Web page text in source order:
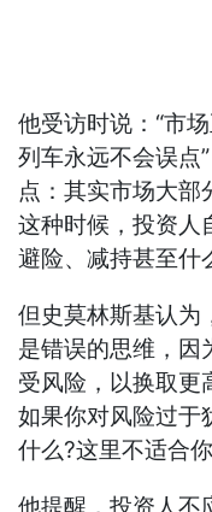
他受访时说：“市
列车永远不会误点
点：其实市场大部
这种时候，投资人
避险、减持甚至什
但史莫林斯基认为
是错误的思维，因
受风险，以换取更
如果你对风险过
什么?这里不适合你